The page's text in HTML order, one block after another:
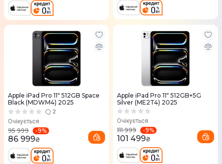
Apple iPad Pro 11" 512GB Space
Black (MDWM4) 2025
2
Очікується
95 999 -9%
86 999₴
Apple iPad Pro 11" 512GB+5G
Silver (ME2T4) 2025
Очікується
111 999 -9%
101 499₴